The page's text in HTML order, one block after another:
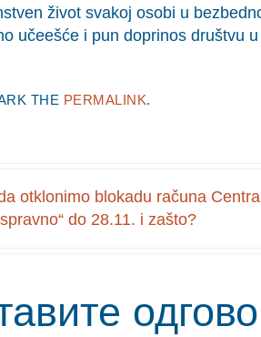
život svakoj osobi u
učeešće i pun doprinos društvu
THE PERMALINK.
otklonimo blokadu računa Centra
do 28.11. i zašto?